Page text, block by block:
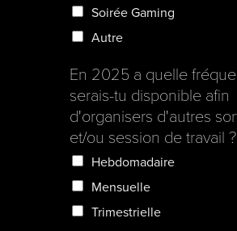
Soirée Gaming
Autre
En 2025 a quelle
serais-tu disponible afin
d'organisers d'autres
et/ou session de travail ?
Hebdomadaire
Mensuelle
Trimestrielle